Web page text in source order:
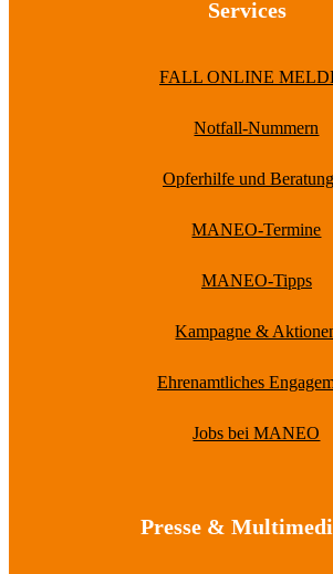
Services
FALL ONLINE
Notfall-Nummern
Opferhilfe und
MANEO-Termine
MANEO-Tipps
Kampagne &
Ehrenamtliches
Jobs bei MANEO
Presse &